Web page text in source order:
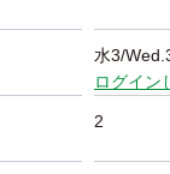
水3/
ログイン
2